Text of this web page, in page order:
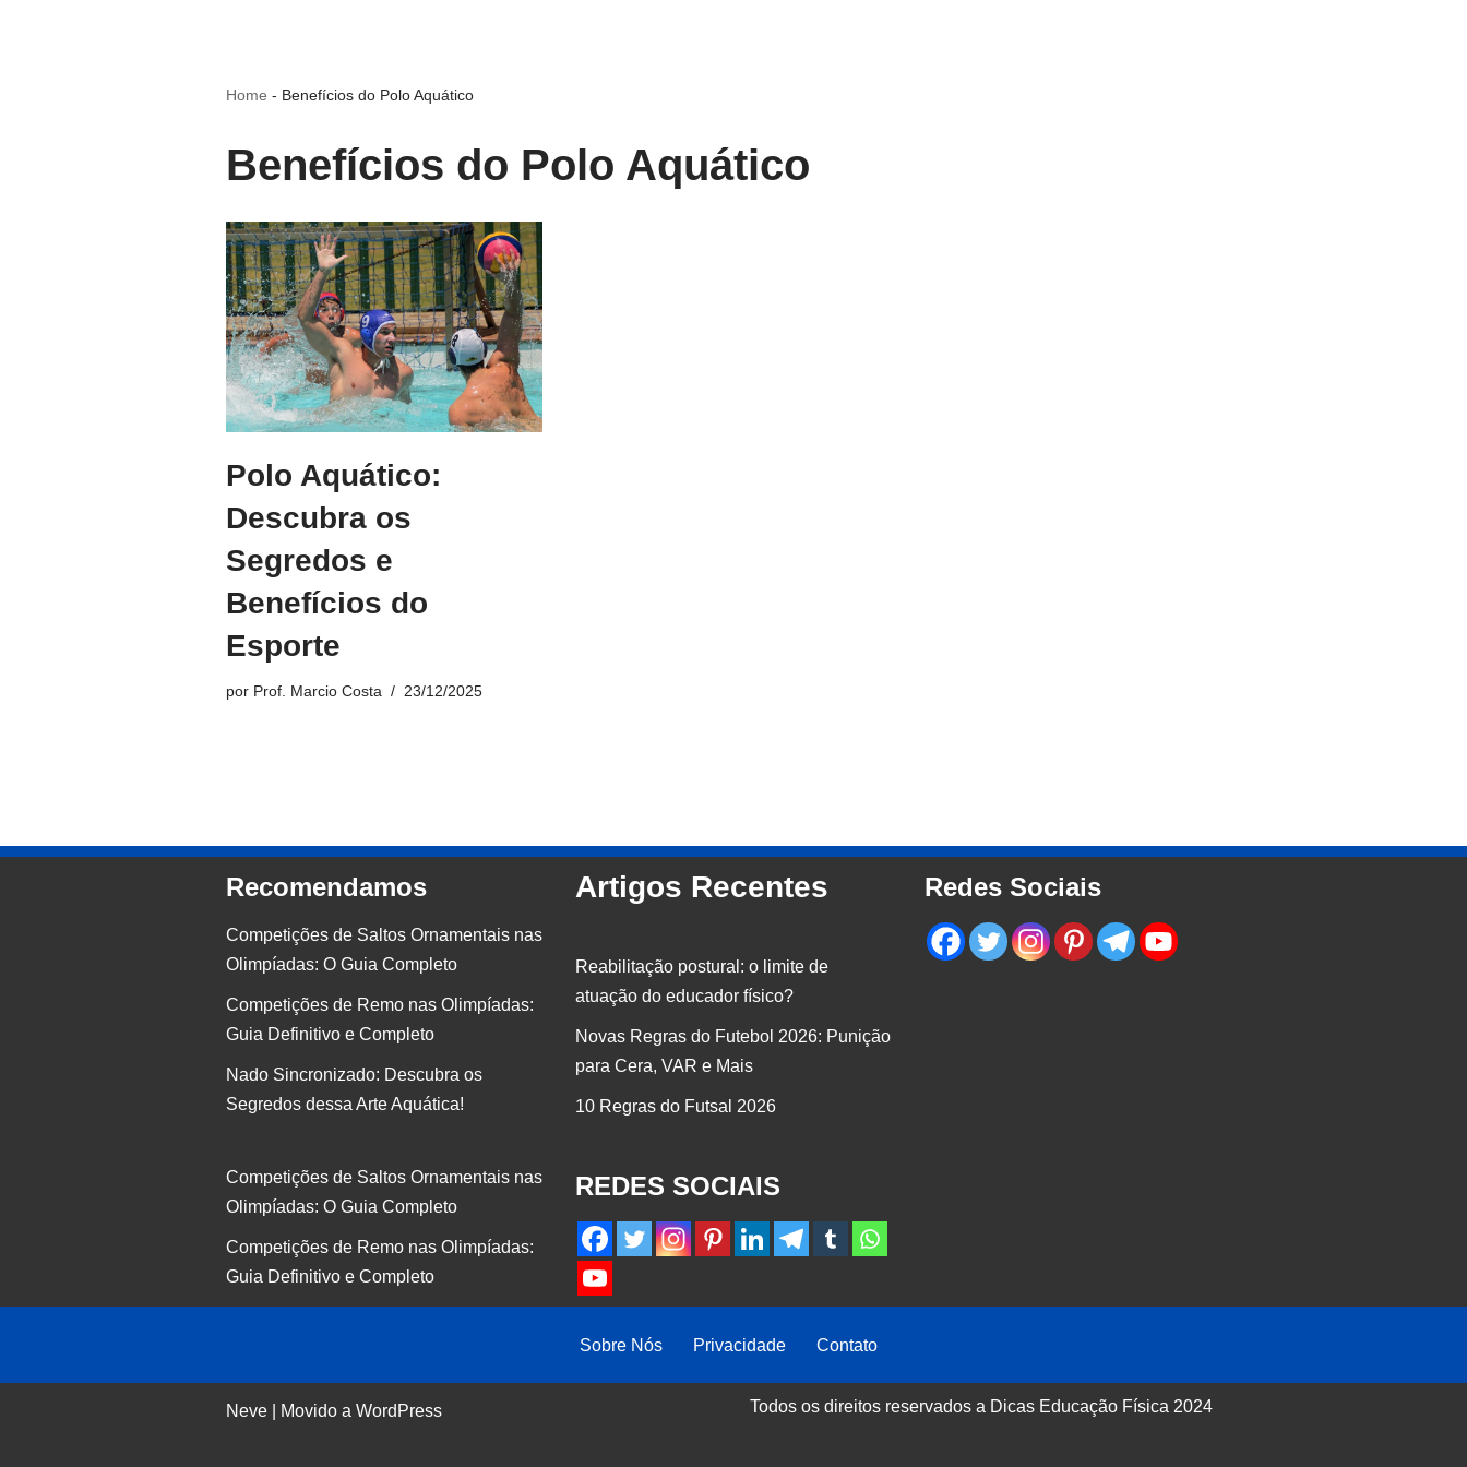
Home - Benefícios do Polo Aquático
Benefícios do Polo Aquático
Polo Aquático:
Descubra os
Segredos e
Benefícios do
Esporte
por Prof. Marcio Costa 23/12/2025
Recomendamos
Competições de Saltos Ornamentais nas
Olimpíadas: O Guia Completo
Competições de Remo nas Olimpíadas:
Guia Definitivo e Completo
Nado Sincronizado: Descubra os
Segredos dessa Arte Aquática!
Competições de Saltos Ornamentais nas
Olimpíadas: O Guia Completo
Competições de Remo nas Olimpíadas:
Guia Definitivo e Completo
Artigos Recentes
Reabilitação postural: o limite de
atuação do educador físico?
Novas Regras do Futebol 2026: Punição
para Cera, VAR e Mais
10 Regras do Futsal 2026
REDES SOCIAIS
Redes Sociais
Sobre Nós Privacidade Contato
Neve | Movido a WordPress Todos os direitos reservados a Dicas Educação Física 2024